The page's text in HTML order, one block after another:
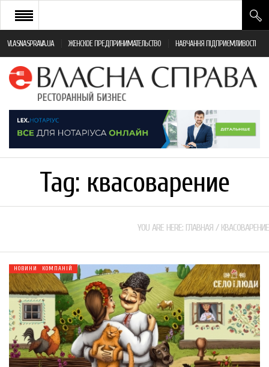
VLASNASPRAVA.UA ЖЕНСКОЕ ПРЕДПРИНИМАТЕЛЬСТВО НАВЧАННЯ ПІДПРИЄМЛИВОСТІ
НОВИНИ РЕСТОРАННОГО БІЗНЕСУ
ЯК ВІДКРИТИ ТА УСПІШНО КЕРУВАТИ
МОНІТОРИНГ ЗАКОНОДАВСТВА
ФРАНЧАЙЗИНГ
Tag: квасоварение
YOU ARE HERE: ГЛАВНАЯ / КВАСОВАРЕНИЕ
НОВИНИ КОМПАНІЙ